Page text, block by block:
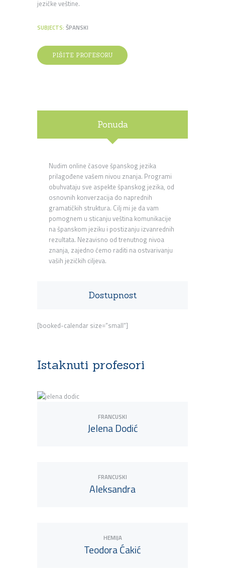
jezičke veštine.
SUBJECTS: ŠPANSKI
PIŠITE PROFESORU
Ponuda
Nudim online časove španskog jezika
prilagođene vašem nivou znanja. Programi
obuhvataju sve aspekte španskog jezika, od
osnovnih konverzacija do naprednih
gramatičkih struktura. Cilj mi je da vam
pomognem u sticanju veština komunikacije
na španskom jeziku i postizanju izvanrednih
rezultata. Nezavisno od trenutnog nivoa
znanja, zajedno ćemo raditi na ostvarivanju
vaših jezičkih ciljeva.
Dostupnost
[booked-calendar size=“small“]
Istaknuti profesori
FRANCUSKI
Jelena Dodić
Pogledaj profesora
FRANCUSKI
Aleksandra
Pogledaj profesora
HEMIJA
Teodora Ćakić